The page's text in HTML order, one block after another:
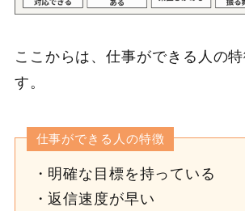
ここからは、仕事ができる人の
す。
仕事ができる人の特徴
明確な目標を持っている
返信速度が早い